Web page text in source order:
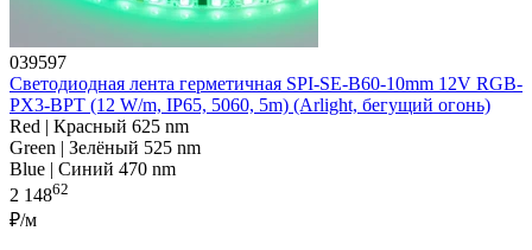
039597
Светодиодная лента герметичная SPI-SE-B60-10mm 12V RGB-
PX3-BPT (12 W/m, IP65, 5060, 5m) (Arlight, бегущий огонь)
Red | Красный 625 nm
Green | Зелёный 525 nm
Blue | Синий 470 nm
2 14862
₽/м